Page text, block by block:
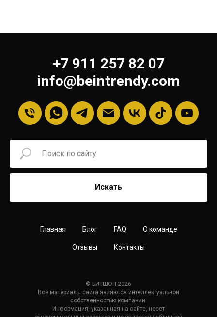
+7 911 257 82 07
info@beintrendy.com
Искать
Главная Блог FAQ О команде
Отзывы Контакты
© БИТШОП 2026
Все материалы сайта являются интеллектуальной
собственностью компании.
Информация, указанная на сайте, несет